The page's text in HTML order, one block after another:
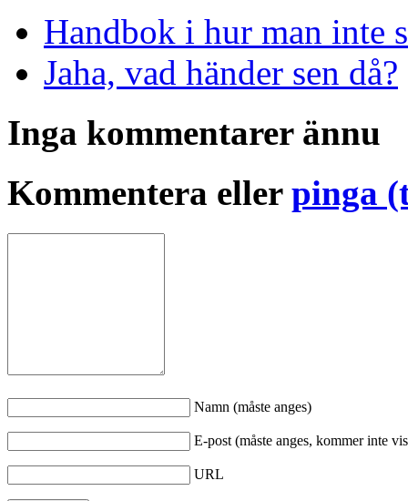
Handbok i hur man inte
Jaha, vad händer sen då?
Inga kommentarer ännu
Kommentera eller pinga
Namn (måste anges)
E-post (måste anges, kommer inte
URL